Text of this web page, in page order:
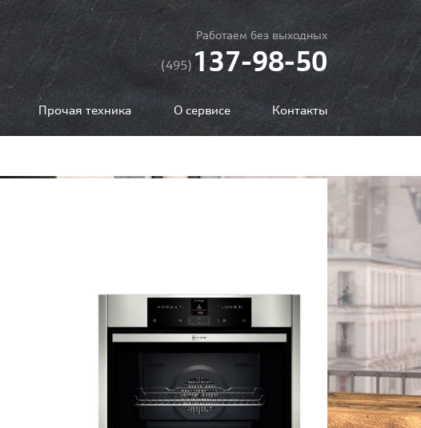
Работаем без выходных
(495)137-98-50
Прочая техника О сервисе Контакты